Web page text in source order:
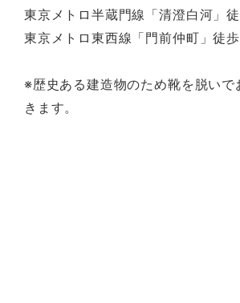
東京メトロ半蔵門線「清澄白河」
東京メトロ東西線「門前仲町」徒
※歴史ある建造物のため靴を脱いで